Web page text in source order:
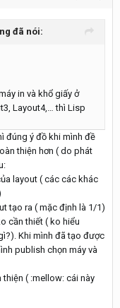
đã nói:
in và khổ giấy ở
Layout4,… thì Lisp
đúng ý đồ khi mình đề
thiện hơn ( do phát
layout ( các các khác
tạo ra ( mặc định là 1/1)
cần thiết ( ko hiểu
Khi mình đã tạo được
publish chọn máy và
( :mellow: cái này